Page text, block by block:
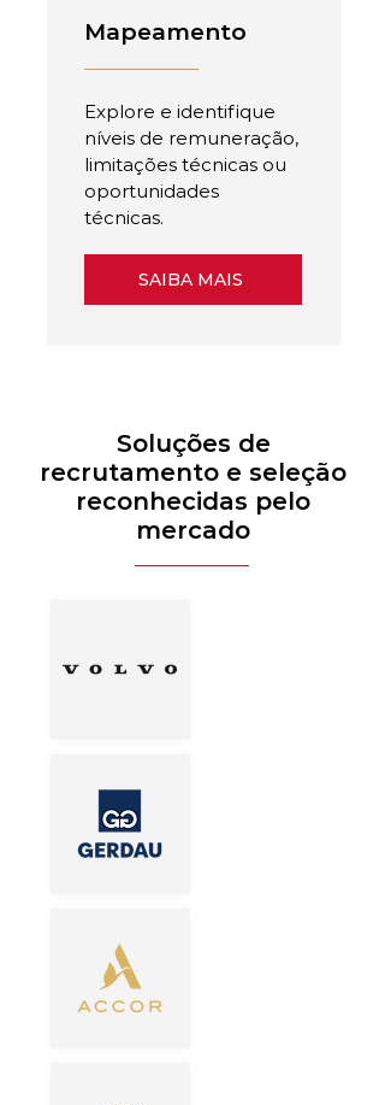
Mapeamento
Explore e identifique
níveis de remuneração,
limitações técnicas ou
oportunidades
técnicas.
SAIBA MAIS
Soluções de
recrutamento e seleção
reconhecidas pelo
mercado